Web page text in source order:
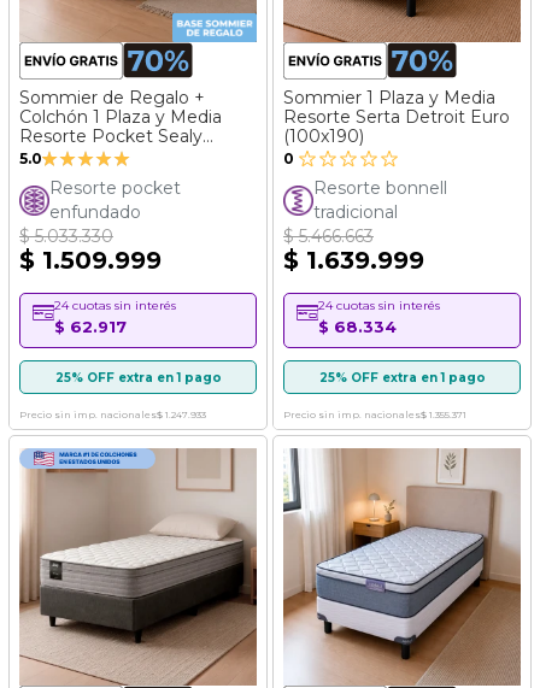
Sommier de Regalo +
Colchón 1 Plaza y Media
Resorte Pocket Sealy
Rainbow (100x190)
5.0Valoración:
100%
Resorte pocket
enfundado
$ 5.033.330
$ 1.509.999
24 cuotas sin interés
$ 62.917
25% OFF extra en 1 pago
Precio sin imp. nacionales$ 1.247.933
Sommier 1 Plaza y Media
Resorte Serta Detroit Euro
(100x190)
0
Resorte bonnell
tradicional
$ 5.466.663
$ 1.639.999
24 cuotas sin interés
$ 68.334
25% OFF extra en 1 pago
Precio sin imp. nacionales$ 1.355.371